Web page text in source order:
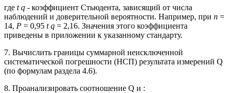
где t q - коэффициент Стьюдента, зависящий от числа
наблюдений и доверительной вероятности. Например, при n =
14, P = 0,95 t q = 2,16. Значения этого коэффициента
приведены в приложении к указанному стандарту.
7. Вычислить границы суммарной неисключенной
систематической погрешности (НСП) результата измерений Q
(по формулам раздела 4.6).
8. Проанализировать соотношение Q и :